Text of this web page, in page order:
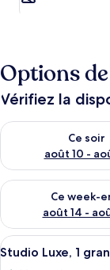
Options
Vérifiez la
Ce soir
août 10 -
Vérifier la
Ce week-
août 14 -
Vérifier la
Afficher
toutes
5
Studio Luxe, 1